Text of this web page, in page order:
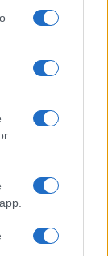
des
fondée en
de crypto-
monnaies à
des bureaux
diverses